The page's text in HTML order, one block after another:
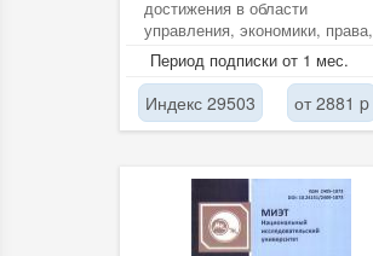
достижения в области
управления, экономики, права,
гуманитарных наук.
Период подписки от 1 мес.
Индекс 29503 от 2881 p